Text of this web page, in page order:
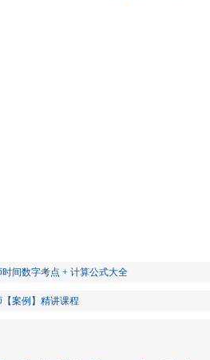
间数字考点 + 计算公式大全
案例】精讲课程